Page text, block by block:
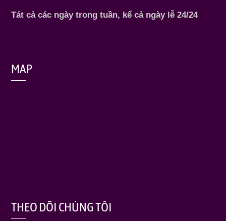
Tát cả các ngày trong tuần, kể cả ngày lễ 24/24
MAP
THEO DÕI CHÚNG TÔI